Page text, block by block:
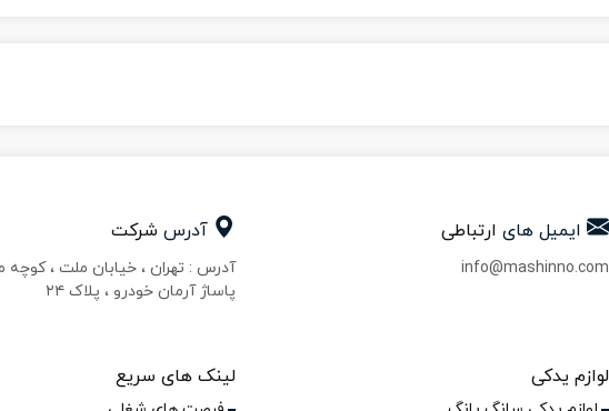
ایمیل های ارتباطی
info@mashinno.com
آدرس شرکت
آدرس : تهران ، خیابان ملت ، کوچه
پاساژ آرمان خودرو ، پلاک ۲۴
لوازم یدکی لینک های سریع